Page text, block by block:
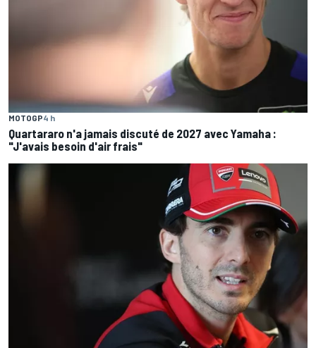
MOTOGP4 h
Quartararo n'a jamais discuté de 2027 avec Yamaha :
"J'avais besoin d'air frais"